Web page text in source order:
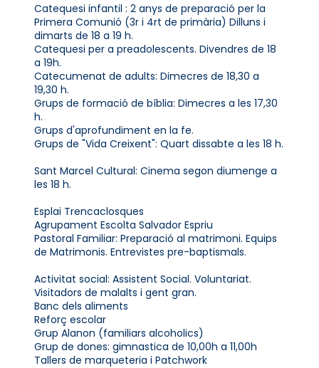
Catequesi infantil : 2 anys de preparació per la
Primera Comunió (3r i 4rt de primària) Dilluns i
dimarts de 18 a 19 h.
Catequesi per a preadolescents. Divendres de 18
a 19h.
Catecumenat de adults: Dimecres de 18,30 a
19,30 h.
Grups de formació de bíblia: Dimecres a les 17,30
h.
Grups d'aprofundiment en la fe.
Grups de "Vida Creixent": Quart dissabte a les 18 h.
Sant Marcel Cultural: Cinema segon diumenge a
les 18 h.
Esplai Trencaclosques
Agrupament Escolta Salvador Espriu
Pastoral Familiar: Preparació al matrimoni. Equips
de Matrimonis. Entrevistes pre-baptismals.
Activitat social: Assistent Social. Voluntariat.
Visitadors de malalts i gent gran.
Banc dels aliments
Reforç escolar
Grup Alanon (familiars alcoholics)
Grup de dones: gimnastica de 10,00h a 11,00h
Tallers de marqueteria i Patchwork